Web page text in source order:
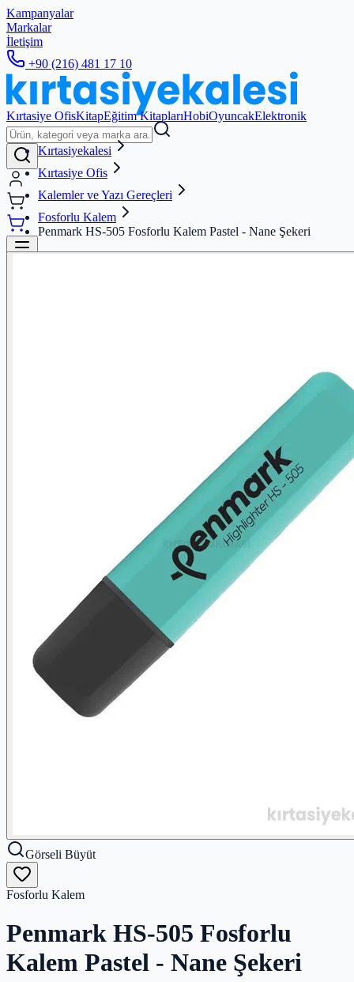
Kampanyalar
Markalar
İletişim
+90 (216) 481 17 10
Kırtasiye OfisKitapEğitim KitaplarıHobiOyuncakElektronik
Kırtasiyekalesi
Kırtasiye Ofis
Kalemler ve Yazı Gereçleri
Fosforlu Kalem
Penmark HS-505 Fosforlu Kalem Pastel - Nane Şekeri
Görseli Büyüt
Fosforlu Kalem
Penmark HS-505 Fosforlu
Kalem Pastel - Nane Şekeri